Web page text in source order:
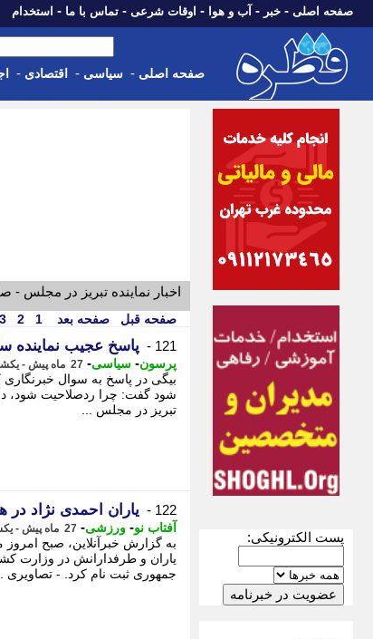
صفحه اصلی - خبر - آب و هوا - اوقات شرعی - تماس با ما - استخدام
صفحه اصلی - سیاسی - اقتصادی -
پست الکترونیکی:
اخبار نماینده تبریز در مجلس -
صفحه قبل صفحه بعد 1
2
3
121 - پاسخ عجیب نماینده
پرسون- سیاسی- 27 ماه پیش - یکشنبه 13 خرداد 1403، 10:57
بیگی در پاسخ به سوال خبرنگاری
شود گفت: چرا ردصلاحیت شود،
تبریز در مجلس ...
122 - یاران احمدی نژاد در
آفتاب نو- ورزشی- 27 ماه پیش - یکشنبه 13 خرداد 1403، 10:50
به گزارش خبرآنلاین، صبح
یاران و طرفدارانش در وزارت
جمهوری ثبت نام کرد. - تصاویری ...